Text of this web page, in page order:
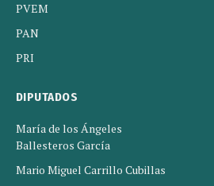
PVEM
PAN
PRI
DIPUTADOS
María de los Ángeles
Ballesteros García
Mario Miguel Carrillo Cubillas